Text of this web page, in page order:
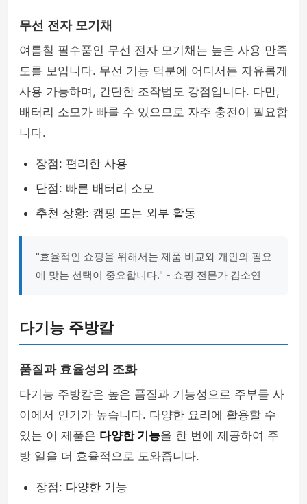
무선 전자 모기채
여름철 필수품인 무선 전자 모기채는 높은 사용 만족
도를 보입니다. 무선 기능 덕분에 어디서든 자유롭게
사용 가능하며, 간단한 조작법도 강점입니다. 다만,
배터리 소모가 빠를 수 있으므로 자주 충전이 필요합
니다.
장점: 편리한 사용
단점: 빠른 배터리 소모
추천 상황: 캠핑 또는 외부 활동
"효율적인 쇼핑을 위해서는 제품 비교와 개인의 필요
에 맞는 선택이 중요합니다." - 쇼핑 전문가 김소연
다기능 주방칼
품질과 효율성의 조화
다기능 주방칼은 높은 품질과 기능성으로 주부들 사
이에서 인기가 높습니다. 다양한 요리에 활용할 수
있는 이 제품은 다양한 기능을 한 번에 제공하여 주
방 일을 더 효율적으로 도와줍니다.
장점: 다양한 기능